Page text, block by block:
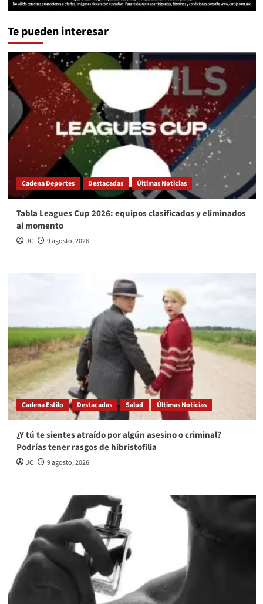
Te pueden interesar
Cadena Deportes Destacadas Últimas Noticias
Tabla Leagues Cup 2026: equipos clasificados y eliminados
al momento
JC 9 agosto, 2026
Cadena Estilo Destacadas Salud Últimas Noticias
¿Y tú te sientes atraído por algún asesino o criminal?
Podrías tener rasgos de hibristofilia
JC 9 agosto, 2026